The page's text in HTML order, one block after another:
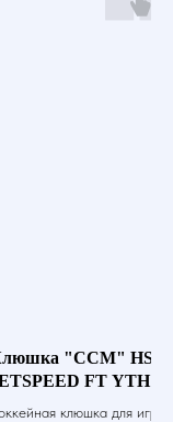
"CCM" HS
FT YTH
клюшка для игры